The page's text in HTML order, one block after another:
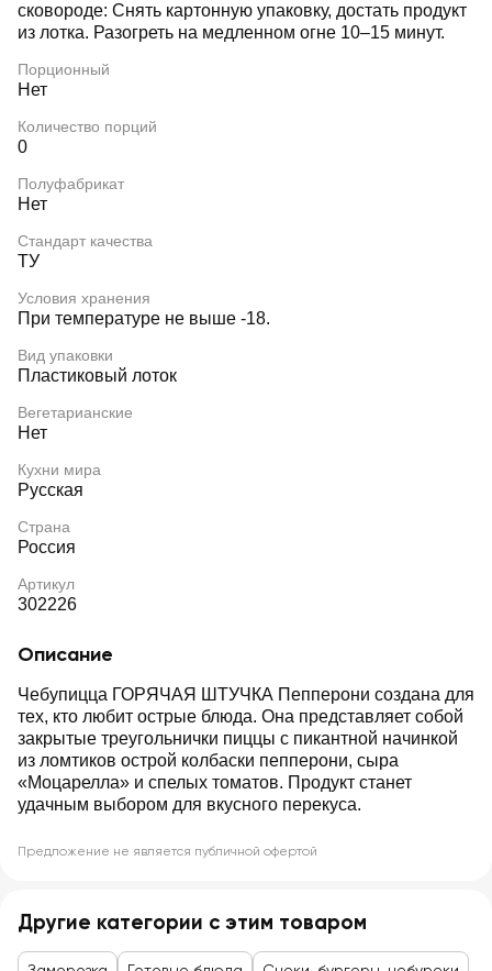
сковороде: Снять картонную упаковку, достать продукт
из лотка. Разогреть на медленном огне 10–15 минут.
Порционный
Нет
Количество порций
0
Полуфабрикат
Нет
Стандарт качества
ТУ
Условия хранения
При температуре не выше -18.
Вид упаковки
Пластиковый лоток
Вегетарианские
Нет
Кухни мира
Русская
Страна
Россия
Артикул
302226
Описание
Чебупицца ГОРЯЧАЯ ШТУЧКА Пепперони создана для
тех, кто любит острые блюда. Она представляет собой
закрытые треугольнички пиццы с пикантной начинкой
из ломтиков острой колбаски пепперони, сыра
«Моцарелла» и спелых томатов. Продукт станет
удачным выбором для вкусного перекуса.
Предложение не является публичной офертой
Другие категории с этим товаром